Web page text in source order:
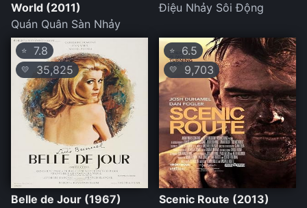
World (2011)
Quán Quân Sàn Nhảy
Điệu Nhảy Sôi Động
⭐ 7.8
💛 35,825
Belle de Jour (1967)
⭐ 6.5
💛 9,703
Scenic Route (2013)